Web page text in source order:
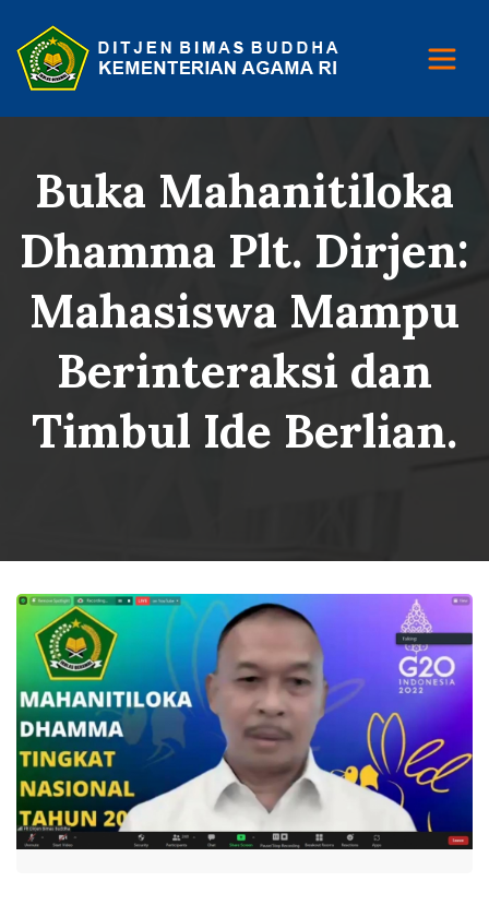
Buka Mahanitiloka
Dhamma Plt. Dirjen:
Mahasiswa Mampu
Berinteraksi dan
Timbul Ide Berlian.